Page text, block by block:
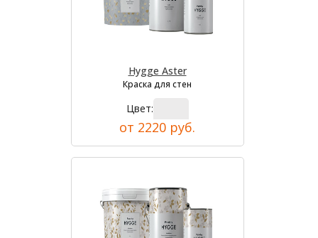
Hygge Aster
Краска для стен
Цвет:
от 2220 руб.